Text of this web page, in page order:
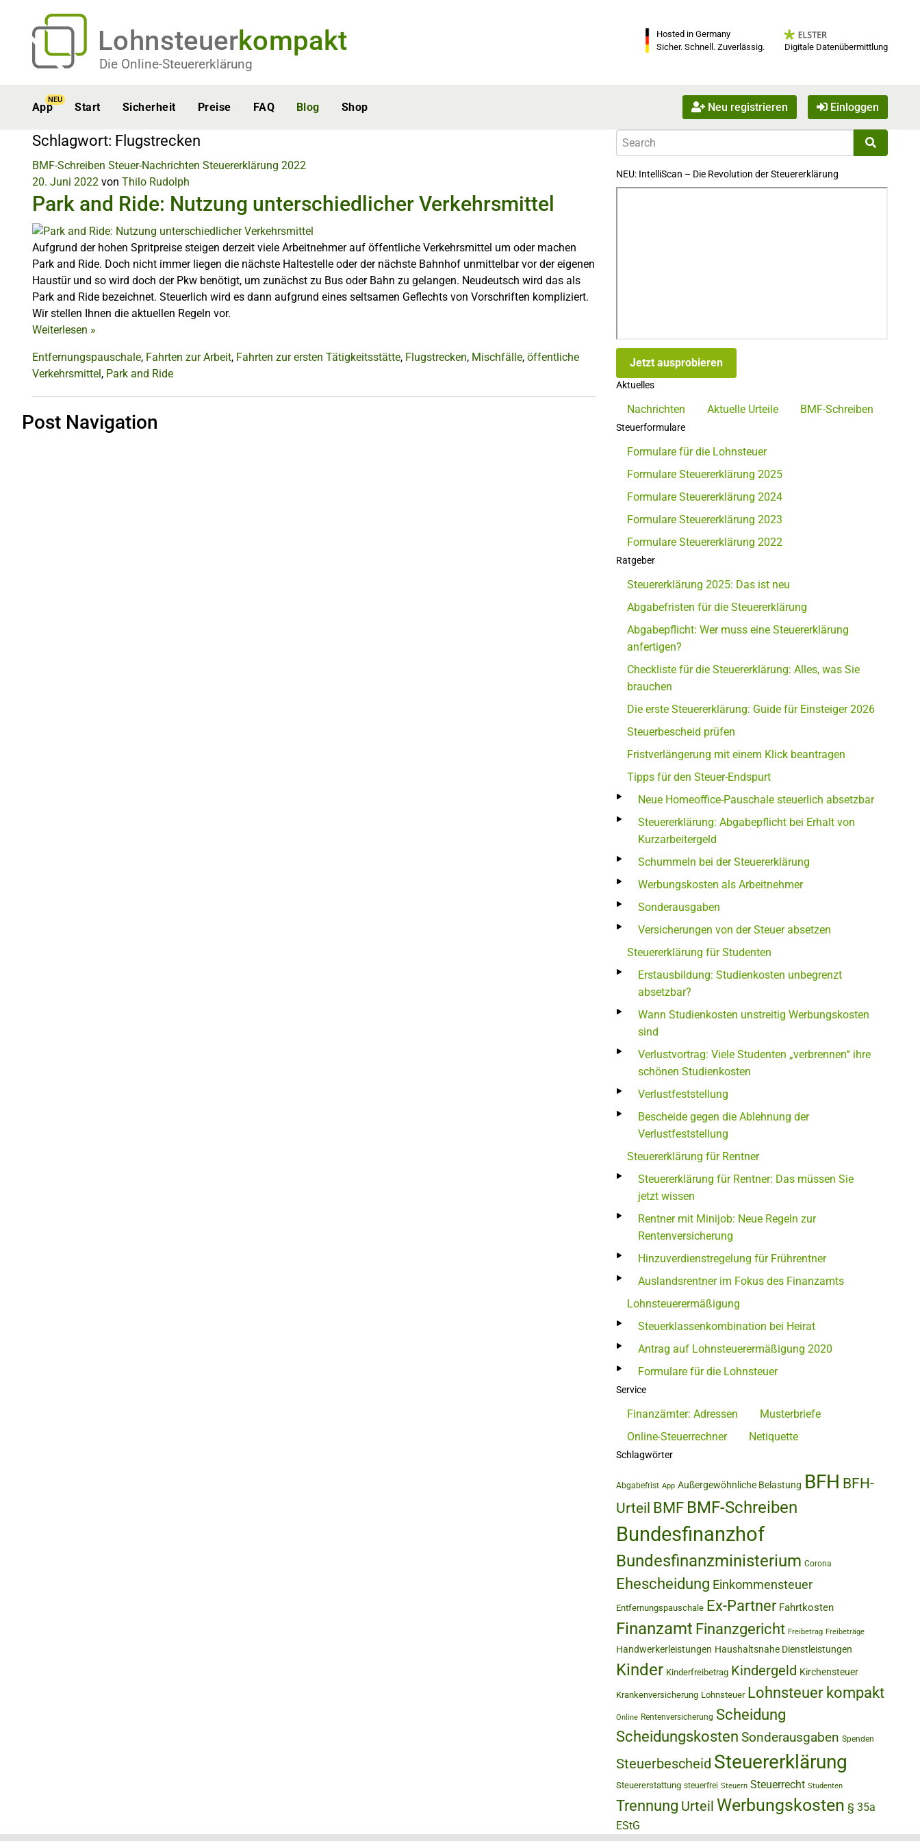
Lohnsteuerkompakt
Die Online-Steuererklärung
Hosted in Germany
Sicher. Schnell. Zuverlässig.
Digitale Datenübermittlung
App
NEU
Start Sicherheit Preise FAQ Blog Shop Neu registrieren Einloggen
Schlagwort: Flugstrecken
BMF-Schreiben Steuer-Nachrichten Steuererklärung 2022
20. Juni 2022 von Thilo Rudolph
Park and Ride: Nutzung unterschiedlicher Verkehrsmittel
Aufgrund der hohen Spritpreise steigen derzeit viele Arbeitnehmer auf öffentliche Verkehrsmittel um oder machen
Park and Ride. Doch nicht immer liegen die nächste Haltestelle oder der nächste Bahnhof unmittelbar vor der eigenen
Haustür und so wird doch der Pkw benötigt, um zunächst zu Bus oder Bahn zu gelangen. Neudeutsch wird das als
Park and Ride bezeichnet. Steuerlich wird es dann aufgrund eines seltsamen Geflechts von Vorschriften kompliziert.
Wir stellen Ihnen die aktuellen Regeln vor.
Weiterlesen »
Entfernungspauschale, Fahrten zur Arbeit, Fahrten zur ersten Tätigkeitsstätte, Flugstrecken, Mischfälle, öffentliche
Verkehrsmittel, Park and Ride
Post Navigation
NEU: IntelliScan – Die Revolution der Steuererklärung
Jetzt ausprobieren
Aktuelles
Nachrichten Aktuelle Urteile BMF-Schreiben
Steuerformulare
Formulare für die Lohnsteuer
Formulare Steuererklärung 2025
Formulare Steuererklärung 2024
Formulare Steuererklärung 2023
Formulare Steuererklärung 2022
Ratgeber
Steuererklärung 2025: Das ist neu
Abgabefristen für die Steuererklärung
Abgabepflicht: Wer muss eine Steuererklärung
anfertigen?
Checkliste für die Steuererklärung: Alles, was Sie
brauchen
Die erste Steuererklärung: Guide für Einsteiger 2026
Steuerbescheid prüfen
Fristverlängerung mit einem Klick beantragen
Tipps für den Steuer-Endspurt
Neue Homeoffice-Pauschale steuerlich absetzbar
Steuererklärung: Abgabepflicht bei Erhalt von
Kurzarbeitergeld
Schummeln bei der Steuererklärung
Werbungskosten als Arbeitnehmer
Sonderausgaben
Versicherungen von der Steuer absetzen
Steuererklärung für Studenten
Erstausbildung: Studienkosten unbegrenzt
absetzbar?
Wann Studienkosten unstreitig Werbungskosten
sind
Verlustvortrag: Viele Studenten „verbrennen“ ihre
schönen Studienkosten
Verlustfeststellung
Bescheide gegen die Ablehnung der
Verlustfeststellung
Steuererklärung für Rentner
Steuererklärung für Rentner: Das müssen Sie
jetzt wissen
Rentner mit Minijob: Neue Regeln zur
Rentenversicherung
Hinzuverdienstregelung für Frührentner
Auslandsrentner im Fokus des Finanzamts
Lohnsteuerermäßigung
Steuerklassenkombination bei Heirat
Antrag auf Lohnsteuerermäßigung 2020
Formulare für die Lohnsteuer
Service
Finanzämter: Adressen
Musterbriefe
Online-Steuerrechner
Netiquette
Schlagwörter
Abgabefrist App Außergewöhnliche Belastung BFH BFH-
Urteil BMF BMF-Schreiben
Bundesfinanzhof
Bundesfinanzministerium Corona
Ehescheidung Einkommensteuer
Entfernungspauschale Ex-Partner Fahrtkosten
Finanzamt Finanzgericht Freibetrag Freibeträge
Handwerkerleistungen Haushaltsnahe Dienstleistungen
Kinder Kinderfreibetrag Kindergeld Kirchensteuer
Krankenversicherung Lohnsteuer Lohnsteuer kompakt
Online Rentenversicherung Scheidung
Scheidungskosten Sonderausgaben Spenden
Steuerbescheid Steuererklärung
Steuererstattung steuerfrei Steuern Steuerrecht Studenten
Trennung Urteil Werbungskosten § 35a
EStG